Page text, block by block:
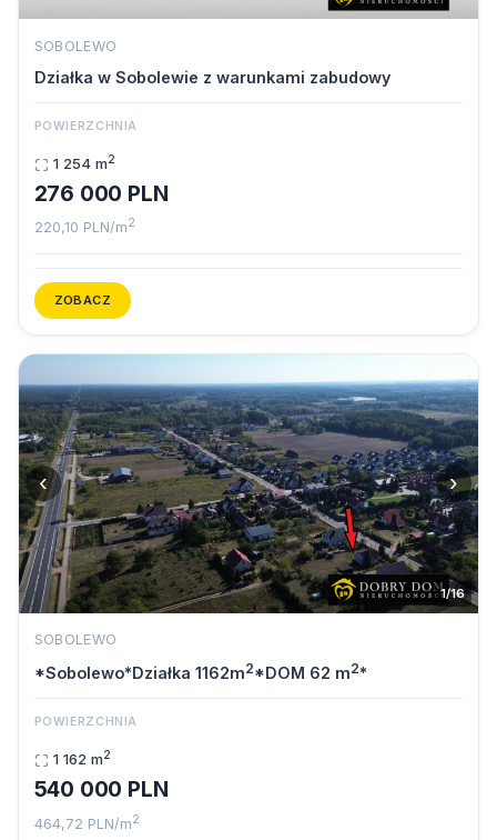
SOBOLEWO
Działka w Sobolewie z warunkami zabudowy
POWIERZCHNIA
1 254 m2
276 000 PLN
220,10 PLN/m2
ZOBACZ
‹ ›
1/16
SOBOLEWO
*Sobolewo*Działka 1162m2*DOM 62 m2*
POWIERZCHNIA
1 162 m2
540 000 PLN
464,72 PLN/m2